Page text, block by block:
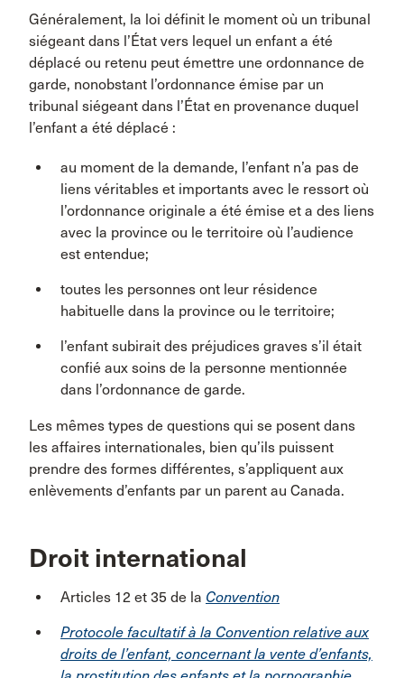
Généralement, la loi définit le moment où un tribunal
siégeant dans l’État vers lequel un enfant a été
déplacé ou retenu peut émettre une ordonnance de
garde, nonobstant l’ordonnance émise par un
tribunal siégeant dans l’État en provenance duquel
l’enfant a été déplacé :
au moment de la demande, l’enfant n’a pas de
liens véritables et importants avec le ressort où
l’ordonnance originale a été émise et a des liens
avec la province ou le territoire où l’audience
est entendue;
toutes les personnes ont leur résidence
habituelle dans la province ou le territoire;
l’enfant subirait des préjudices graves s’il était
confié aux soins de la personne mentionnée
dans l’ordonnance de garde.
Les mêmes types de questions qui se posent dans
les affaires internationales, bien qu’ils puissent
prendre des formes différentes, s’appliquent aux
enlèvements d’enfants par un parent au Canada.
Droit international
Articles 12 et 35 de la Convention
Protocole facultatif à la Convention relative aux
droits de l’enfant, concernant la vente d’enfants,